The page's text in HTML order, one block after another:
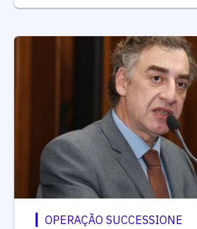
OPERAÇÃO SUCCESSIONE